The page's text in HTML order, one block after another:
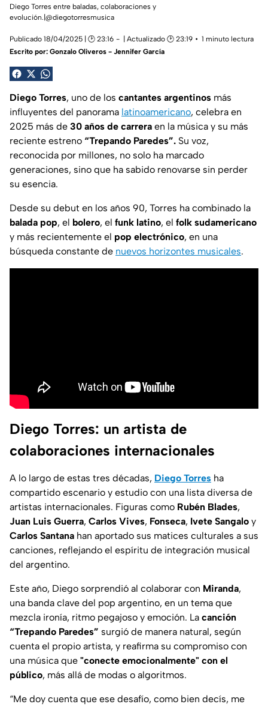
Diego Torres entre baladas, colaboraciones y
evolución.|@diegotorresmusica
Publicado 18/04/2025 | 🕑 23:16 | Actualizado 🕑 23:19
1 minuto lectura
Escrito por: Gonzalo Oliveros - Jennifer García
Diego Torres, uno de los cantantes argentinos más
influyentes del panorama latinoamericano, celebra en
2025 más de 30 años de carrera en la música y su más
reciente estreno “Trepando Paredes”. Su voz,
reconocida por millones, no solo ha marcado
generaciones, sino que ha sabido renovarse sin perder
su esencia.
Desde su debut en los años 90, Torres ha combinado la
balada pop, el bolero, el funk latino, el folk sudamericano
y más recientemente el pop electrónico, en una
búsqueda constante de nuevos horizontes musicales.
Diego Torres: un artista de
colaboraciones internacionales
A lo largo de estas tres décadas, Diego Torres ha
compartido escenario y estudio con una lista diversa de
artistas internacionales. Figuras como Rubén Blades,
Juan Luis Guerra, Carlos Vives, Fonseca, Ivete Sangalo y
Carlos Santana han aportado sus matices culturales a sus
canciones, reflejando el espíritu de integración musical
del argentino.
Este año, Diego sorprendió al colaborar con Miranda,
una banda clave del pop argentino, en un tema que
mezcla ironía, ritmo pegajoso y emoción. La canción
“Trepando Paredes” surgió de manera natural, según
cuenta el propio artista, y reafirma su compromiso con
una música que "conecte emocionalmente" con el
público, más allá de modas o algoritmos.
“Me doy cuenta que ese desafío, como bien decís, me